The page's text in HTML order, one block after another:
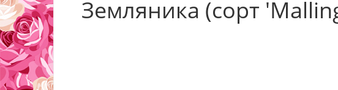
Земляника (сорт